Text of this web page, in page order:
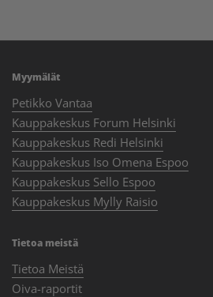
Myymälät
Petikko Vantaa
Kauppakeskus Forum Helsinki
Kauppakeskus Redi Helsinki
Kauppakeskus Iso Omena Espoo
Kauppakeskus Sello Espoo
Kauppakeskus Mylly Raisio
Tietoa meistä
Tietoa Meistä
Oiva-raportit